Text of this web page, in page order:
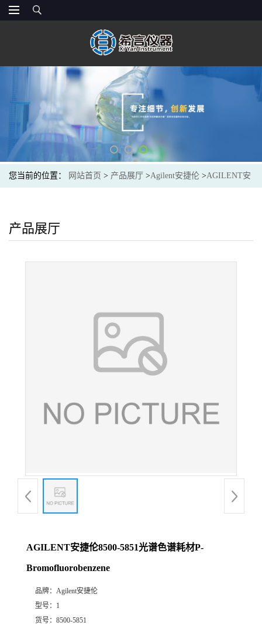
您当前的位置： 网站首页 > 产品展厅 >Agilent安捷伦 >AGILENT安
产品展厅
AGILENT安捷伦8500-5851光谱色谱耗材P-
Bromofluorobenzene
品牌： Agilent安捷伦
型号： 1
货号： 8500-5851